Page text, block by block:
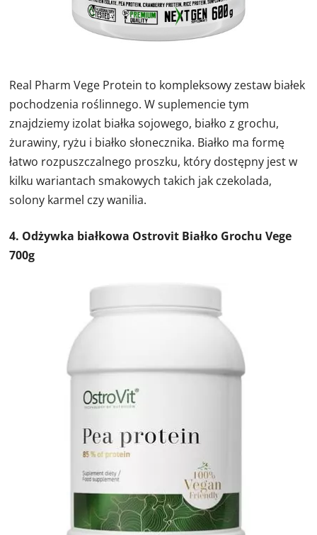
Real Pharm Vege Protein to kompleksowy zestaw białek
pochodzenia roślinnego. W suplemencie tym
znajdziemy izolat białka sojowego, białko z grochu,
żurawiny, ryżu i białko słonecznika. Białko ma formę
łatwo rozpuszczalnego proszku, który dostępny jest w
kilku wariantach smakowych takich jak czekolada,
solony karmel czy wanilia.
4. Odżywka białkowa Ostrovit Białko Grochu Vege
700g